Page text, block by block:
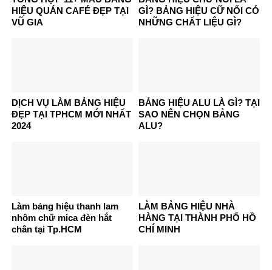
HIỆU QUÁN CAFÉ ĐẸP TẠI
VŨ GIA
GÌ? BẢNG HIỆU CỮ NỔI CÓ
NHỮNG CHẤT LIỆU GÌ?
DỊCH VỤ LÀM BẢNG HIỆU
ĐẸP TẠI TPHCM MỚI NHẤT
2024
BẢNG HIỆU ALU LÀ GÌ? TẠI
SAO NÊN CHỌN BẢNG
ALU?
Làm bảng hiệu thanh lam
nhôm chữ mica đèn hắt
chân tại Tp.HCM
LÀM BẢNG HIỆU NHÀ
HÀNG TẠI THÀNH PHỐ HỒ
CHÍ MINH